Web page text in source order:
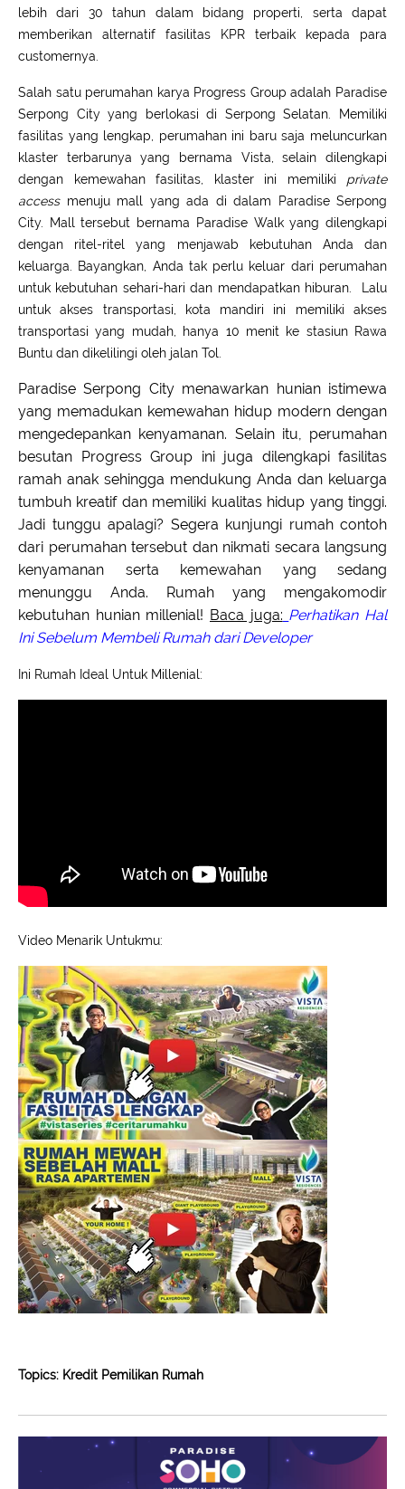
lebih dari 30 tahun dalam bidang properti, serta dapat
memberikan alternatif fasilitas KPR terbaik kepada para
customernya.
Salah satu perumahan karya Progress Group adalah Paradise
Serpong City yang berlokasi di Serpong Selatan. Memiliki
fasilitas yang lengkap, perumahan ini baru saja meluncurkan
klaster terbarunya yang bernama Vista, selain dilengkapi
dengan kemewahan fasilitas, klaster ini memiliki private
accessmenuju mall yang ada di dalam Paradise Serpong
City. Mall tersebut bernama Paradise Walk yang dilengkapi
dengan ritel-ritel yang menjawab kebutuhan Anda dan
keluarga. Bayangkan, Anda tak perlu keluar dari perumahan
untuk kebutuhan sehari-hari dan mendapatkan hiburan. Lalu
untuk akses transportasi, kota mandiri ini memiliki akses
transportasi yang mudah, hanya 10 menit ke stasiun Rawa
Buntu dan dikelilingi oleh jalan Tol.
Paradise Serpong City menawarkan hunian istimewa
yang memadukan kemewahan hidup modern dengan
mengedepankan kenyamanan. Selain itu, perumahan
besutan Progress Group ini juga dilengkapi fasilitas
ramah anak sehingga mendukung Anda dan keluarga
tumbuh kreatif dan memiliki kualitas hidup yang tinggi.
Jadi tunggu apalagi? Segera kunjungi rumah contoh
dari perumahan tersebut dan nikmati secara langsung
kenyamanan serta kemewahan yang sedang
menunggu Anda. Rumah yang mengakomodir
kebutuhan hunian millenial! Baca juga: Perhatikan Hal
Ini Sebelum Membeli Rumah dari Developer
Ini Rumah Ideal Untuk Millenial:
Video Menarik Untukmu:
Topics: Kredit Pemilikan Rumah